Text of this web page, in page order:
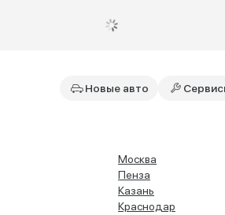
Новые авто
Москва
Пенза
Казань
Краснодар